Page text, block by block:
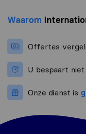
Waarom
Offertes
U bespaart niet
Onze dienst is